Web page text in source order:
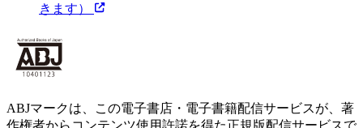
きます）
ABJマークは、この電子書店・電子書籍配信サービスが、著
作権者からコンテンツ使用許諾を得た正規版配信サービスで